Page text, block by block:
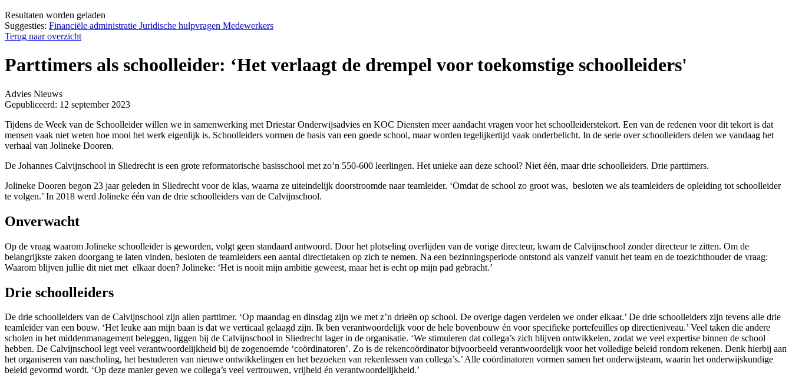
Resultaten worden geladen
Suggesties: Financiële administratie Juridische hulpvragen Medewerkers
Terug naar overzicht
Parttimers als schoolleider: ‘Het verlaagt de drempel voor toekomstige schoolleiders'
Advies Nieuws
Gepubliceerd: 12 september 2023
Tijdens de Week van de Schoolleider willen we in samenwerking met Driestar Onderwijsadvies en KOC Diensten meer aandacht vragen voor het schoolleiderstekort. Een van de redenen voor dit tekort is dat
mensen vaak niet weten hoe mooi het werk eigenlijk is. Schoolleiders vormen de basis van een goede school, maar worden tegelijkertijd vaak onderbelicht. In de serie over schoolleiders delen we vandaag het
verhaal van Jolineke Dooren.
De Johannes Calvijnschool in Sliedrecht is een grote reformatorische basisschool met zo’n 550-600 leerlingen. Het unieke aan deze school? Niet één, maar drie schoolleiders. Drie parttimers.
Jolineke Dooren begon 23 jaar geleden in Sliedrecht voor de klas, waarna ze uiteindelijk doorstroomde naar teamleider. ‘Omdat de school zo groot was, besloten we als teamleiders de opleiding tot schoolleider
te volgen.’ In 2018 werd Jolineke één van de drie schoolleiders van de Calvijnschool.
Onverwacht
Op de vraag waarom Jolineke schoolleider is geworden, volgt geen standaard antwoord. Door het plotseling overlijden van de vorige directeur, kwam de Calvijnschool zonder directeur te zitten. Om de
belangrijkste zaken doorgang te laten vinden, besloten de teamleiders een aantal directietaken op zich te nemen. Na een bezinningsperiode ontstond als vanzelf vanuit het team en de toezichthouder de vraag:
Waarom blijven jullie dit niet met elkaar doen? Jolineke: ‘Het is nooit mijn ambitie geweest, maar het is echt op mijn pad gebracht.’
Drie schoolleiders
De drie schoolleiders van de Calvijnschool zijn allen parttimer. ‘Op maandag en dinsdag zijn we met z’n drieën op school. De overige dagen verdelen we onder elkaar.’ De drie schoolleiders zijn tevens alle drie
teamleider van een bouw. ‘Het leuke aan mijn baan is dat we verticaal gelaagd zijn. Ik ben verantwoordelijk voor de hele bovenbouw én voor specifieke portefeuilles op directieniveau.’ Veel taken die andere
scholen in het middenmanagement beleggen, liggen bij de Calvijnschool in Sliedrecht lager in de organisatie. ‘We stimuleren dat collega’s zich blijven ontwikkelen, zodat we veel expertise binnen de school
hebben. De Calvijnschool legt veel verantwoordelijkheid bij de zogenoemde ‘coördinatoren’. Zo is de rekencoördinator bijvoorbeeld verantwoordelijk voor het volledige beleid rondom rekenen. Denk hierbij aan
het organiseren van nascholing, het bestuderen van nieuwe ontwikkelingen en het bezoeken van rekenlessen van collega’s.’ Alle coördinatoren vormen samen het onderwijsteam, waarin het onderwijskundige
beleid gevormd wordt. ‘Op deze manier geven we collega’s veel vertrouwen, vrijheid én verantwoordelijkheid.’